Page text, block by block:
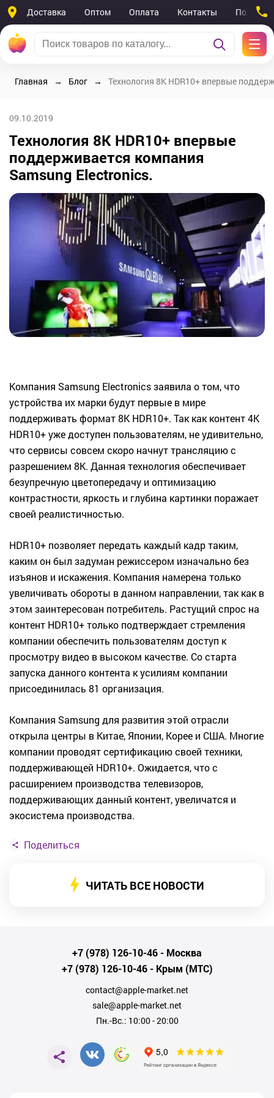
Доставка Оптом Оплата Контакты
Главная Блог Технология 8K HDR10+ впервые
09.10.2019
Технология 8K HDR10+ впервые
поддерживается компания
Samsung Electronics.
Компания Samsung Electronics заявила о том, что
устройства их марки будут первые в мире
поддерживать формат 8K HDR10+. Так как контент 4K
HDR10+ уже доступен пользователям, не удивительно,
что сервисы совсем скоро начнут трансляцию с
разрешением 8К. Данная технология обеспечивает
безупречную цветопередачу и оптимизацию
контрастности, яркость и глубина картинки поражает
своей реалистичностью.
HDR10+ позволяет передать каждый кадр таким,
каким он был задуман режиссером изначально без
изъянов и искажения. Компания намерена только
увеличивать обороты в данном направлении, так как в
этом заинтересован потребитель. Растущий спрос на
контент HDR10+ только подтверждает стремления
компании обеспечить пользователям доступ к
просмотру видео в высоком качестве. Со старта
запуска данного контента к усилиям компании
присоединилась 81 организация.
Компания Samsung для развития этой отрасли
открыла центры в Китае, Японии, Корее и США. Многие
компании проводят сертификацию своей техники,
поддерживающей HDR10+. Ожидается, что с
расширением производства телевизоров,
поддерживающих данный контент, увеличатся и
экосистема производства.
Поделиться
ЧИТАТЬ ВСЕ НОВОСТИ
+7 (978) 126-10-46- Москва
+7 (978) 126-10-46- Крым (МТС)
contact@apple-market.net
sale@apple-market.net
Пн.-Вс.: 10:00 - 20:00